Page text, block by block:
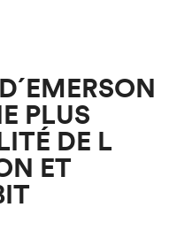
PLUS
DE L
ET